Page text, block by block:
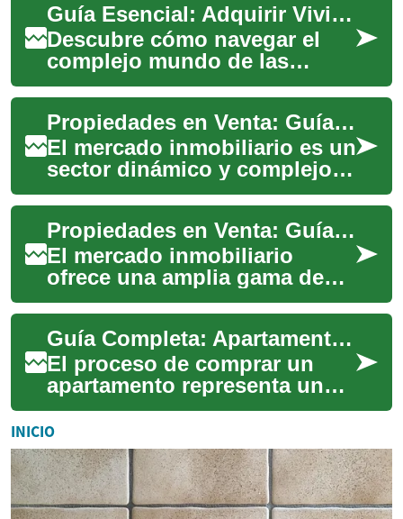
Guía Esencial: Adquirir Viviendas Ejecutadas en España
Descubre cómo navegar el
complejo mundo de las
viviendas ejecutadas en
España. Esta guía te ofrece
información crucia...
Propiedades en Venta: Guía Completa para Compradores y Vendedores
El mercado inmobiliario es un
sector dinámico y complejo
que involucra la compra,
venta y alquiler de
propiedades. Ya...
Propiedades en Venta: Guía Completa del Mercado Inmobiliario
El mercado inmobiliario
ofrece una amplia gama de
oportunidades para aquellos
que buscan adquirir una
propiedad. Ya s...
Guía Completa: Apartamentos en Venta - Lo Que Necesitas Saber
El proceso de comprar un
apartamento representa una
de las decisiones financieras
más importantes en la vida.
Este ar...
INICIO